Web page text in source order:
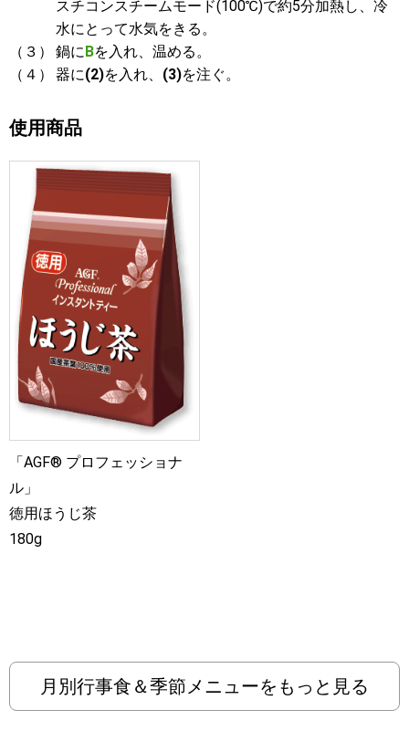
スチコンスチームモード(100℃)で約5分加熱し、冷
水にとって水気をきる。
（３）
鍋にBを入れ、温める。
（４）
器に(2)を入れ、 (3)を注ぐ。
使用商品
「AGF® プロフェッショナ
ル」
徳用ほうじ茶
180g
月別行事食＆季節メニューをもっと見る